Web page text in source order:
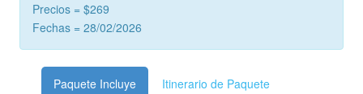
Precios = $269
Fechas = 28/02/2026
Paquete Incluye Itinerario de Paquete